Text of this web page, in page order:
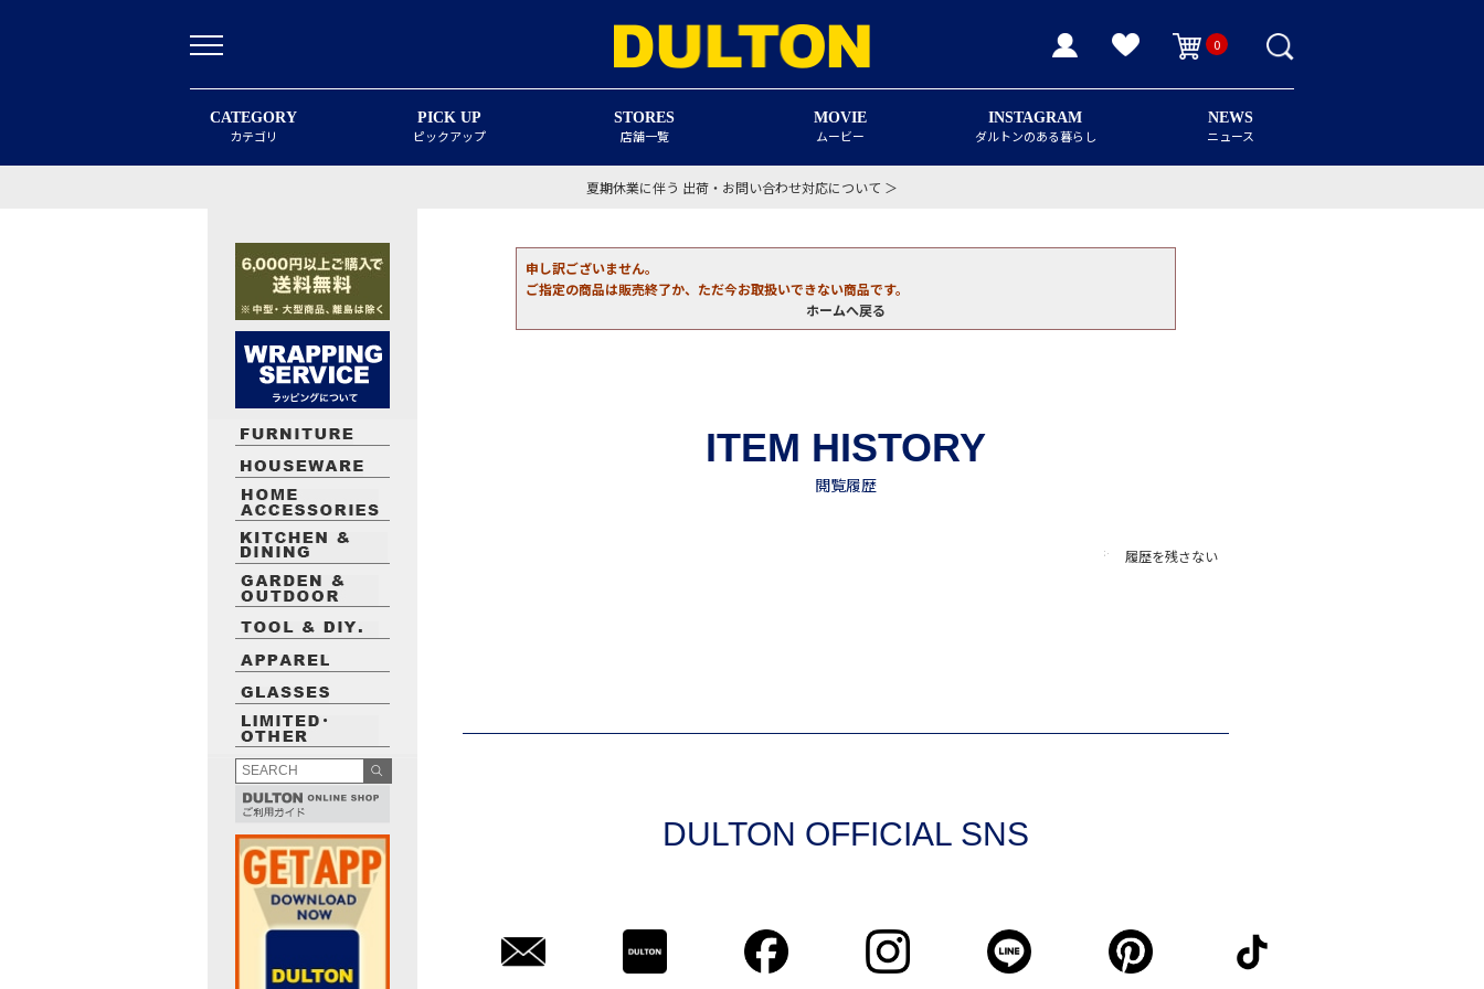
0
CATEGORY
カテゴリ
PICK UP
ピックアップ
STORES
店舗一覧
MOVIE
ムービー
INSTAGRAM
ダルトンのある暮らし
NEWS
ニュース
夏期休業に伴う 出荷・お問い合わせ対応について ＞
申し訳ございません。
ご指定の商品は販売終了か、ただ今お取扱いできない商品です。
ホームへ戻る
履歴を残さない
DULTON OFFICIAL SNS